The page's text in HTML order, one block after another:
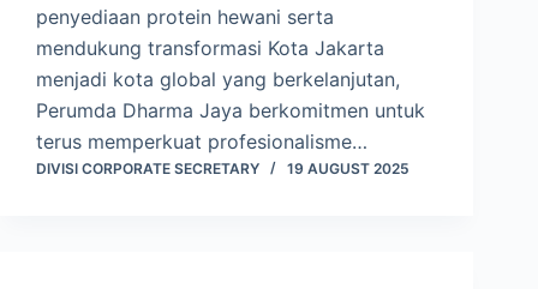
penyediaan protein hewani serta
mendukung transformasi Kota Jakarta
menjadi kota global yang berkelanjutan,
Perumda Dharma Jaya berkomitmen untuk
terus memperkuat profesionalisme…
DIVISI CORPORATE SECRETARY 19 AUGUST 2025